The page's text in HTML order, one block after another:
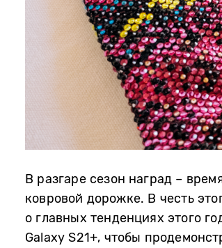
В разгаре сезон наград –
ковровой дорожке. В честь
о главных тенденциях этого
Galaxy S21+, чтобы